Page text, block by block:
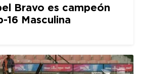
Bravo es campeón
16 Masculina